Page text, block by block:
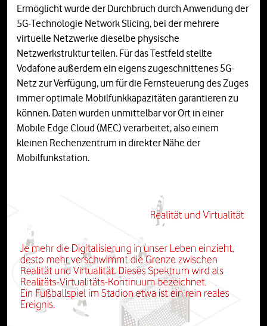
Ermöglicht wurde der Durchbruch durch Anwendung der
5G-Technologie Network Slicing, bei der mehrere
virtuelle Netzwerke dieselbe physische
Netzwerkstruktur teilen. Für das Testfeld stellte
Vodafone außerdem ein eigens zugeschnittenes 5G-
Netz zur Verfügung, um für die Fernsteuerung des Zuges
immer optimale Mobilfunkkapazitäten garantieren zu
können. Daten wurden unmittelbar vor Ort in einer
Mobile Edge Cloud (MEC) verarbeitet, also einem
kleinen Rechenzentrum in direkter Nähe der
Mobilfunkstation.